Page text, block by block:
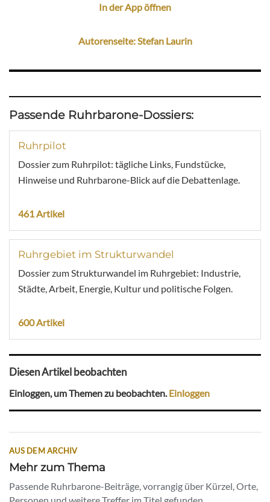
In der App öffnen
Autorenseite: Stefan Laurin
Passende Ruhrbarone-Dossiers:
Ruhrpilot
Dossier zum Ruhrpilot: tägliche Links, Fundstücke,
Hinweise und Ruhrbarone-Blick auf die Debattenlage.
461 Artikel
Ruhrgebiet im Strukturwandel
Dossier zum Strukturwandel im Ruhrgebiet: Industrie,
Städte, Arbeit, Energie, Kultur und politische Folgen.
600 Artikel
Diesen Artikel beobachten
Einloggen, um Themen zu beobachten.Einloggen
AUS DEM ARCHIV
Mehr zum Thema
Passende Ruhrbarone-Beiträge, vorrangig über Kürzel, Orte,